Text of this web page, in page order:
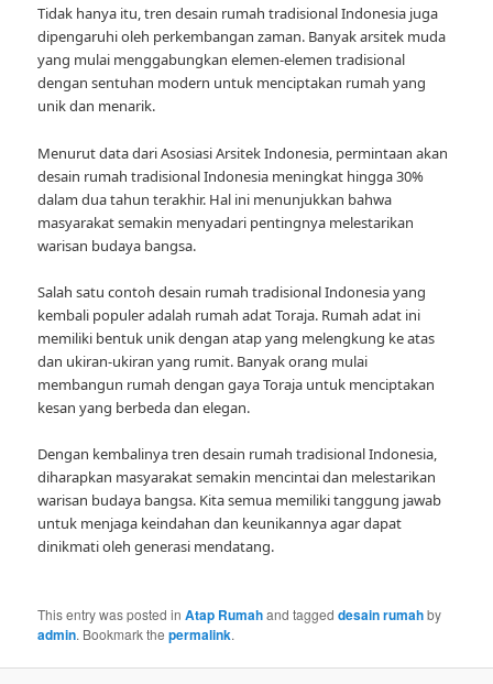
Tidak hanya itu, tren desain rumah tradisional Indonesia juga
dipengaruhi oleh perkembangan zaman. Banyak arsitek muda
yang mulai menggabungkan elemen-elemen tradisional
dengan sentuhan modern untuk menciptakan rumah yang
unik dan menarik.
Menurut data dari Asosiasi Arsitek Indonesia, permintaan akan
desain rumah tradisional Indonesia meningkat hingga 30%
dalam dua tahun terakhir. Hal ini menunjukkan bahwa
masyarakat semakin menyadari pentingnya melestarikan
warisan budaya bangsa.
Salah satu contoh desain rumah tradisional Indonesia yang
kembali populer adalah rumah adat Toraja. Rumah adat ini
memiliki bentuk unik dengan atap yang melengkung ke atas
dan ukiran-ukiran yang rumit. Banyak orang mulai
membangun rumah dengan gaya Toraja untuk menciptakan
kesan yang berbeda dan elegan.
Dengan kembalinya tren desain rumah tradisional Indonesia,
diharapkan masyarakat semakin mencintai dan melestarikan
warisan budaya bangsa. Kita semua memiliki tanggung jawab
untuk menjaga keindahan dan keunikannya agar dapat
dinikmati oleh generasi mendatang.
This entry was posted inAtap Rumahand taggeddesain rumahby
admin. Bookmark thepermalink.